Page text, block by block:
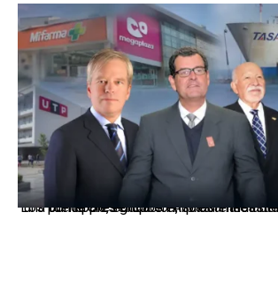
Los principales grupos empresariales del país mantienen una fuerte presencia en Áncash mediante inversiones en